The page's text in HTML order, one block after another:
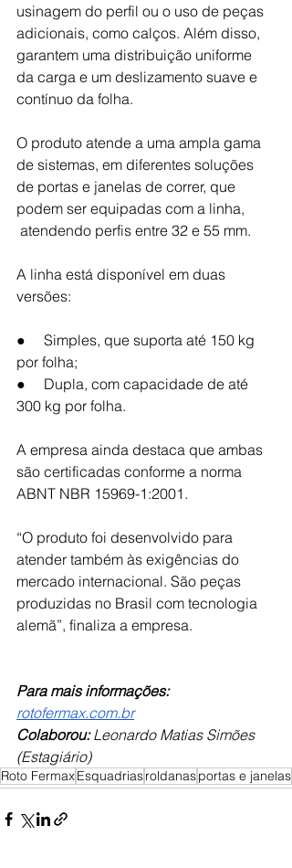
usinagem do perfil ou o uso de peças
adicionais, como calços. Além disso,
garantem uma distribuição uniforme
da carga e um deslizamento suave e
contínuo da folha.
O produto atende a uma ampla gama
de sistemas, em diferentes soluções
de portas e janelas de correr, que
podem ser equipadas com a linha,
atendendo perfis entre 32 e 55 mm.
A linha está disponível em duas
versões:
●     Simples, que suporta até 150 kg
por folha;
●     Dupla, com capacidade de até
300 kg por folha.
A empresa ainda destaca que ambas
são certificadas conforme a norma
ABNT NBR 15969-1:2001.
“O produto foi desenvolvido para
atender também às exigências do
mercado internacional. São peças
produzidas no Brasil com tecnologia
alemã”, finaliza a empresa.
Para mais informações:
rotofermax.com.br
Colaborou: Leonardo Matias Simões
(Estagiário)
Roto FermaxEsquadriasroldanasportas e janelas